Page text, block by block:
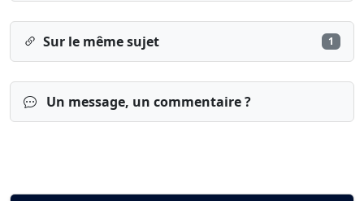
Sur le même sujet 1
Un message, un commentaire ?